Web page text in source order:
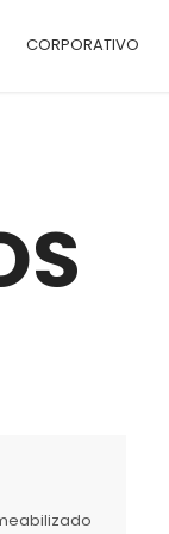
CORPORATIVO